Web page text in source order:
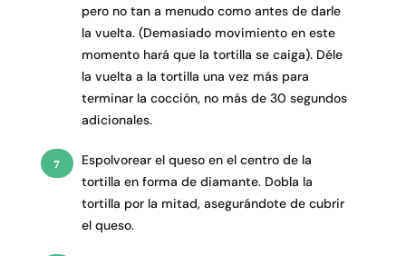
pero no tan a menudo como antes de darle
la vuelta. (Demasiado movimiento en este
momento hará que la tortilla se caiga). Déle
la vuelta a la tortilla una vez más para
terminar la cocción, no más de 30 segundos
adicionales.
Espolvorear el queso en el centro de la
tortilla en forma de diamante. Dobla la
tortilla por la mitad, asegurándote de cubrir
el queso.